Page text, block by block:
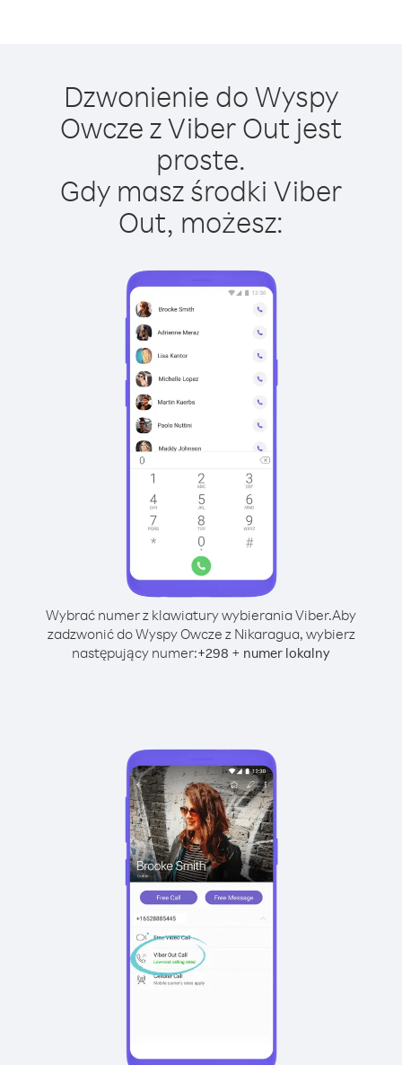
Dzwonienie do Wyspy
Owcze z Viber Out jest
proste.
Gdy masz środki Viber
Out, możesz:
Wybrać numer z klawiatury wybierania Viber.Aby
zadzwonić do Wyspy Owcze z Nikaragua, wybierz
następujący numer:+298 + numer lokalny